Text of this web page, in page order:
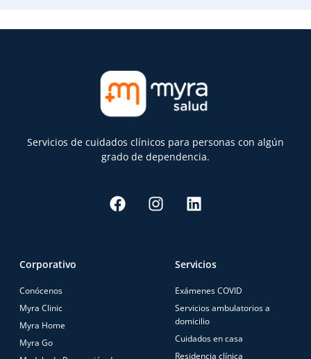
Servicios de cuidados clínicos para personas con algún
grado de dependencia.
Corporativo
Conócenos
Myra Clinic
Myra Home
Myra Go
Servicios
Exámenes COVID
Servicios ambulatorios a
domicilio
Cuidados en casa
Residencia clínica